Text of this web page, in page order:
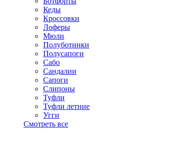
Кеды
Кроссовки
Лоферы
Мюли
Полуботинки
Полусапоги
Сабо
Сандалии
Сапоги
Слипоны
Туфли
Туфли летние
Угги
Смотреть все